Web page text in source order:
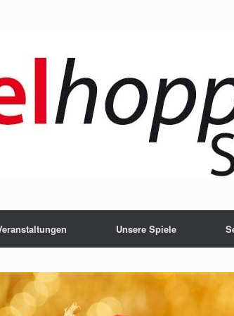
Unsere Spiele